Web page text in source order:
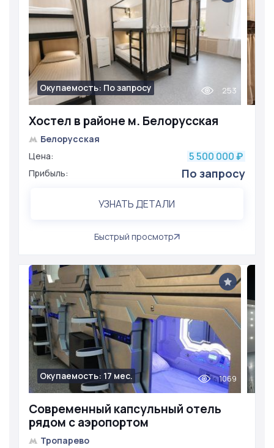
Хостел в районе м. Белорусская
Окупаемость: По запросу 253
Белорусская
Цена:
5 500 000 ₽
Прибыль: По запросу
УЗНАТЬ ДЕТАЛИ
Быстрый просмотр
Современный капсульный отель
рядом с аэропортом
Окупаемость: 17 мес. 1069
Тропарево